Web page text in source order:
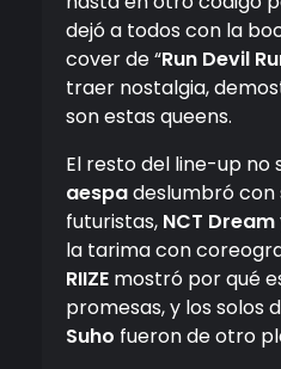
dejó a todos con la
cover de “Run Devil
traer nostalgia,
son estas queens.
El resto del line-up no
aespadeslumbró con
futuristas, NCT Dream
la tarima con
RIIZE mostró por qué
promesas, y los solos
Suho fueron de otro